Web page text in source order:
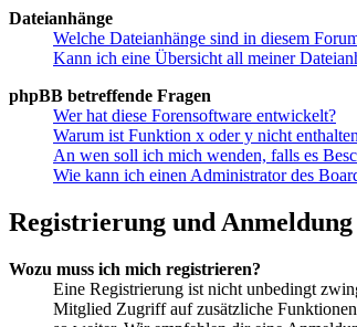
Dateianhänge
Welche Dateianhänge sind in diesem
Kann ich eine Übersicht all meiner
phpBB betreffende Fragen
Wer hat diese Forensoftware entwickelt?
Warum ist Funktion x oder y nicht
An wen soll ich mich wenden, falls es
Wie kann ich einen Administrator des
Registrierung und Anmeldung
Wozu muss ich mich registrieren?
Eine Registrierung ist nicht unbedingt
Mitglied Zugriff auf zusätzliche